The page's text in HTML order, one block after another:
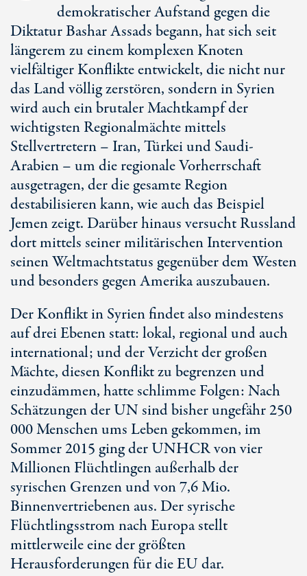
demokratischer Aufstand gegen die
Diktatur Bashar Assads begann, hat sich seit
längerem zu einem komplexen Knoten
vielfältiger Konflikte entwickelt, die nicht nur
das Land völlig zerstören, sondern in Syrien
wird auch ein brutaler Machtkampf der
wichtigsten Regionalmächte mittels
Stellvertretern – Iran, Türkei und Saudi-
Arabien – um die regionale Vorherrschaft
ausgetragen, der die gesamte Region
destabilisieren kann, wie auch das Beispiel
Jemen zeigt. Darüber hinaus versucht Russland
dort mittels seiner militärischen Intervention
seinen Weltmachtstatus gegenüber dem Westen
und besonders gegen Amerika auszubauen.
Der Konflikt in Syrien findet also mindestens
auf drei Ebenen statt: lokal, regional und auch
international; und der Verzicht der großen
Mächte, diesen Konflikt zu begrenzen und
einzudämmen, hatte schlimme Folgen: Nach
Schätzungen der UN sind bisher ungefähr 250
000 Menschen ums Leben gekommen, im
Sommer 2015 ging der UNHCR von vier
Millionen Flüchtlingen außerhalb der
syrischen Grenzen und von 7,6 Mio.
Binnenvertriebenen aus. Der syrische
Flüchtlingsstrom nach Europa stellt
mittlerweile eine der größten
Herausforderungen für die EU dar.